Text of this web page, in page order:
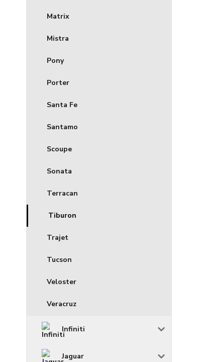
Matrix
Mistra
Pony
Porter
Santa Fe
Santamo
Scoupe
Sonata
Terracan
Tiburon
Trajet
Tucson
Veloster
Veracruz
Infiniti
Jaguar